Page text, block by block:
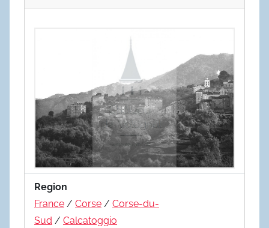
Region
France / Corse / Corse-du-
Sud / Calcatoggio